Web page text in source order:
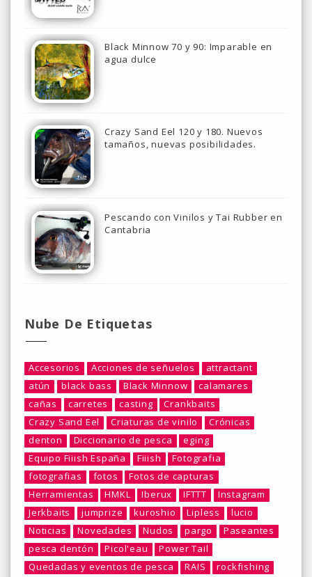
Black Minnow 70 y 90: Imparable en
agua dulce
Crazy Sand Eel 120 y 180. Nuevos
tamaños, nuevas posibilidades.
Pescando con Vinilos y Tai Rubber en
Cantabria
Nube De Etiquetas
Accesorios Acciones de señuelos
attractant
atún
black bass Black Minnow
calamares
cañas
carretes casting
Crankbaits
Crazy Sand Eel
Criaturas de vinilo
Crónicas
denton
Diccionario de pesca
eging
Equipo Fiiish España
Fiiish
Fotografia
fotografias
fotos
Fotos de capturas
Herramientas
HMKL Iberux IFTTT
Instagram
Jerkbaits
jumprize kuroshio Lipless
lucio
Noticias
Novedades Nudos pargo
Paseantes
pesca dentón
Picol'eau
Power Tail
Quedadas y eventos de pesca
RAIS
rockfishing